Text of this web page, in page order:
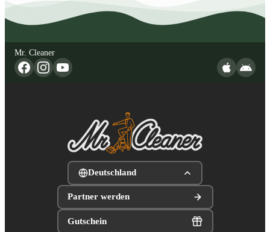
Mr. Cleaner
Deutschland
Partner werden
Gutschein